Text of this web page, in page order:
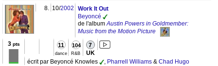
8. 10/2002
Work It Out
Beyoncé
de l'albumAustin Powers in Goldmember:
Music from the Motion Picture
3pts 11
dance
104
R&B
7
UK
écrit par Beyoncé Knowles , Pharrell Williams & Chad Hugo